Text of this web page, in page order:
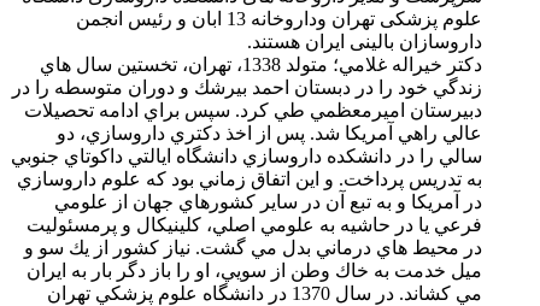
علوم پزشکی تهران وداروخانه 13 ابان و رئیس انجمن
داروسازان بالینی ایران هستند.
دكتر خيراله غلامي؛ متولد 1338، تهران، تخستين سال ­هاي
زندگي خود را در دبستان احمد بيرشك و دوران متوسطه را در
دبيرستان اميرمعظمي طي كرد. سپس براي ادامه تحصيلات
عالي راهي آمريكا شد. پس از اخذ دكتري داروسازي، دو
سالي را در دانشكده داروسازي دانشگاه ايالتي داكوتاي جنوبي
به تدريس پرداخت. و اين اتفاق زماني بود كه علوم داروسازي
در آمريكا و به تبع آن در ساير كشورهاي جهان از علومي
فرعي يا در حاشيه به علومي اصلي، كلينيكال و پرمسئوليت
در محيط­ هاي درماني بدل مي گشت. نياز كشور از يك سو و
ميل خدمت به خاك وطن از سويي، او را باز دگر بار به ايران
مي كشاند. در سال 1370 در دانشگاه علوم پزشكي تهران